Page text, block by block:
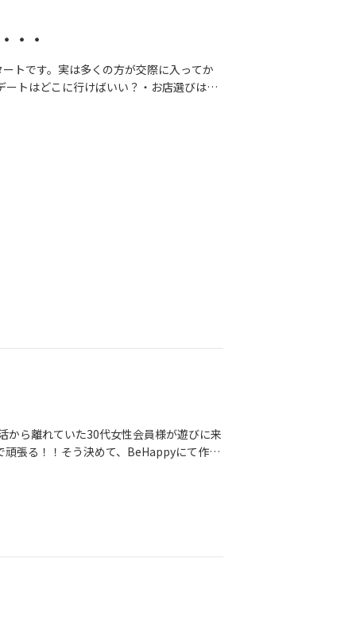
・・
トです。実は多くの方が交際に入ってか
トはどこに行けばいい？・お店選びはど
ドバイス⭐️身だしなみ・服装チェック⭐️
でも大丈夫です。婚活は一人で悩むと小
ら離れていた30代女性会員様が遊びに来
張る！！そう決めて、BeHappyにて作戦
ん。でも、戦略があれば迷わない。焦り
定せず、一緒に整理しながら進めるのがB